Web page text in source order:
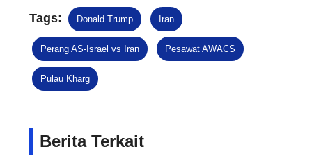
Tags: Donald Trump Iran
Perang AS-Israel vs Iran Pesawat AWACS
Pulau Kharg
Berita Terkait